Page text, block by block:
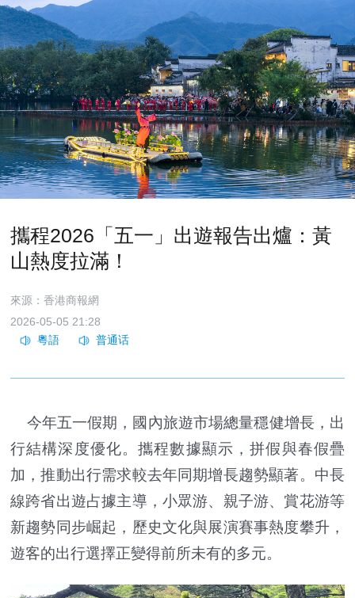
攜程2026「五一」出遊報告出爐：黃
山熱度拉滿！
來源：香港商報網
2026-05-05 21:28
今年五一假期，國內旅遊市場總量穩健增長，出
行結構深度優化。攜程數據顯示，拼假與春假疊
加，推動出行需求較去年同期增長趨勢顯著。中長
線跨省出遊占據主導，小眾游、親子游、賞花游等
新趨勢同步崛起，歷史文化與展演賽事熱度攀升，
遊客的出行選擇正變得前所未有的多元。